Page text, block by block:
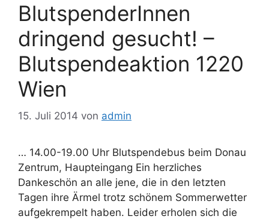
BlutspenderInnen
dringend gesucht! –
Blutspendeaktion 1220
Wien
15. Juli 2014 von admin
… 14.00-19.00 Uhr Blutspendebus beim Donau
Zentrum, Haupteingang Ein herzliches
Dankeschön an alle jene, die in den letzten
Tagen ihre Ärmel trotz schönem Sommerwetter
aufgekrempelt haben. Leider erholen sich die